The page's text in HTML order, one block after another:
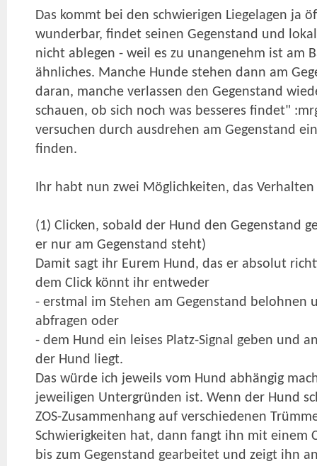
Das kommt bei den schwierigen Liegelagen ja
wunderbar, findet seinen Gegenstand und
nicht ablegen - weil es zu unangenehm ist am
ähnliches. Manche Hunde stehen dann am
daran, manche verlassen den Gegenstand
schauen, ob sich noch was besseres findet"
versuchen durch ausdrehen am Gegenstand
finden.
Ihr habt nun zwei Möglichkeiten, das
(1) Clicken, sobald der Hund den Gegenstand
er nur am Gegenstand steht)
Damit sagt ihr Eurem Hund, das er absolut
dem Click könnt ihr entweder
- erstmal im Stehen am Gegenstand belohnen
abfragen oder
- dem Hund ein leises Platz-Signal geben und
der Hund liegt.
Das würde ich jeweils vom Hund abhängig
jeweiligen Untergründen ist. Wenn der Hund
ZOS-Zusammenhang auf verschiedenen
Schwierigkeiten hat, dann fangt ihn mit einem
bis zum Gegenstand gearbeitet und zeigt ihn